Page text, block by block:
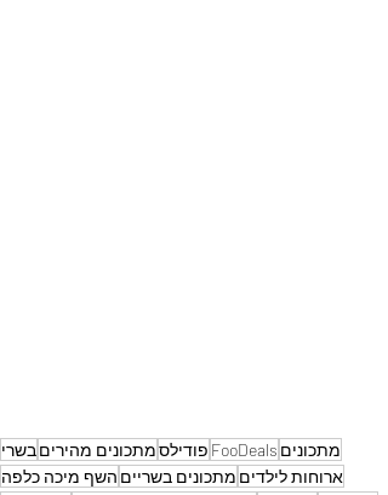
מתכונים FooDeals פודילסמתכונים מהיריםבשרי
ארוחות לילדים מתכונים בשריים השף מיכה כלפה